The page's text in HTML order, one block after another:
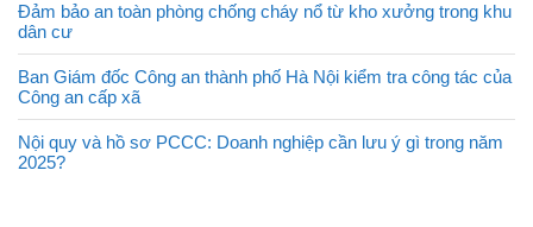
Đảm bảo an toàn phòng chống cháy nổ từ kho xưởng trong khu
dân cư
Ban Giám đốc Công an thành phố Hà Nội kiểm tra công tác của
Công an cấp xã
Nội quy và hồ sơ PCCC: Doanh nghiệp cần lưu ý gì trong năm
2025?